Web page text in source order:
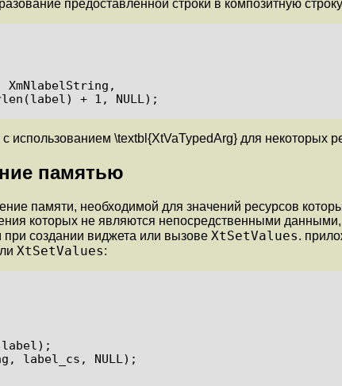
предоставленной строки в композитную
strlen(label) + 1, NULL);
использованием \textbl{XtVaTypedArg} для некоторых
памятью
памяти, необходимой для значений ресурсов
которых не являются непосредственными
создании виджета или вызове XtSetValues.
XtSetValues: